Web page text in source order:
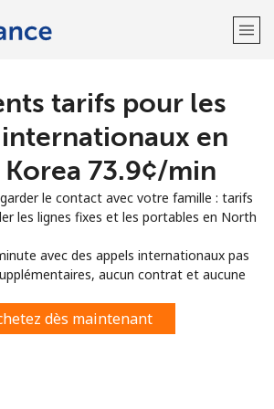
Bienvenue!
un compte?
S'enregistrer avec
ou
tarifs pour les
en
⁦73.9¢⁩/min
le contact avec votre famille : tarifs
les lignes fixes et les portables en North
avec des appels internationaux pas
aucun contrat et aucune
dès maintenant